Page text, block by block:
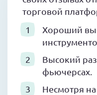
торговой
Хороший
Высокий
фьючерсах.
Несмотря